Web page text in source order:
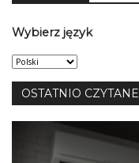
Wybierz język
Wybierz
język
OSTATNIO CZYTANE